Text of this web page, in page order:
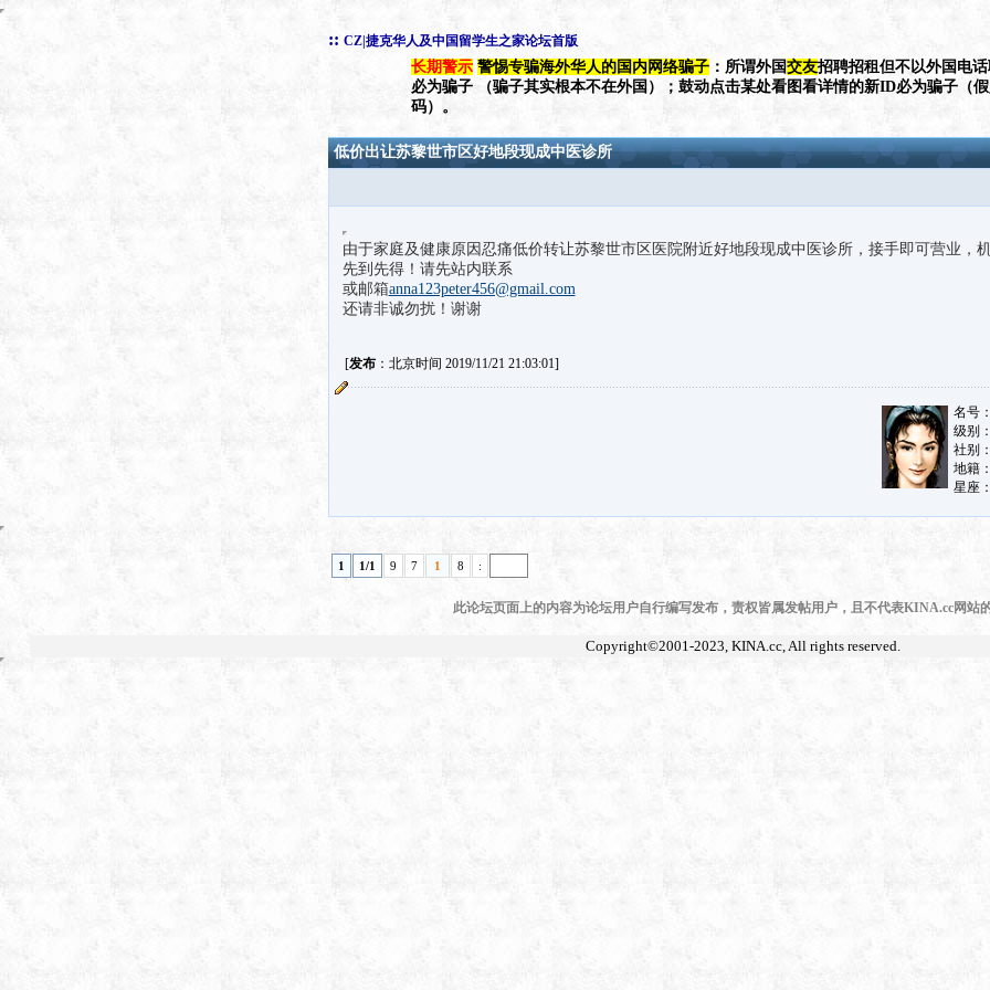
:: CZ|捷克华人及中国留学生之家论坛首版
长期警示 警惕专骗海外华人的国内网络骗子 ：所谓外国交友招聘招租但不以外国电
必为骗子 （骗子其实根本不在外国）；鼓动点击某处看图看详情的新ID必为骗子（
码）。
低价出让苏黎世市区好地段现成中医诊所
由于家庭及健康原因忍痛低价转让苏黎世市区医院附近好地段现成中医诊所，接手即可营业，
先到先得！请先站内联系
或邮箱anna123peter456@gmail.com
还请非诚勿扰！谢谢
[发布：北京时间 2019/11/21 21:03:01]
1 1/1 9 7 1 8 :
此论坛页面上的内容为论坛用户自行编写发布，责权皆属发帖用户，且不代表KINA.cc网站
Copyright©2001-2023, KINA.cc, All rights reserved.